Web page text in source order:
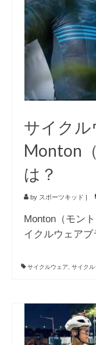
サイクル
Monton
は？
by スポーツキッド |
Monton（モン
イクルウェア
サイクルウェア サイクル